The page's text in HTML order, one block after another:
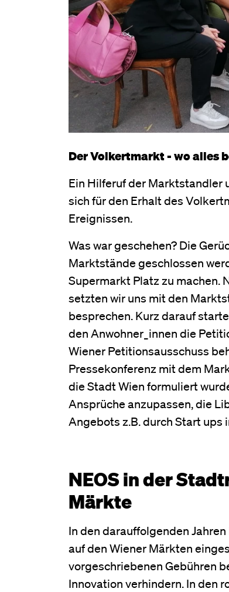
Der Volkertmarkt - wo alles
Ein Hilferuf der Marktstandler
sich für den Erhalt des
Ereignissen.
Was war geschehen? Die
Marktstände geschlossen
Supermarkt Platz zu machen.
setzten wir uns mit den
besprechen. Kurz darauf
den Anwohner_innen die
Wiener Petitionsausschuss
Pressekonferenz mit dem
die Stadt Wien formuliert
Ansprüche anzupassen, die
Angebots z.B. durch Start ups
NEOS in der
Märkte
In den darauffolgenden
auf den Wiener Märkten
vorgeschriebenen Gebühren
Innovation verhindern. In den